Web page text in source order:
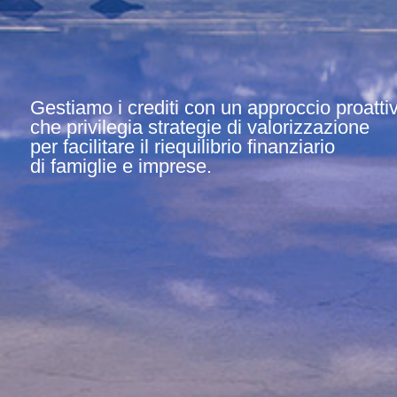
Gestiamo i crediti con un approccio
che privilegia strategie di valorizzazione
per facilitare il riequilibrio finanziario
di famiglie e imprese.